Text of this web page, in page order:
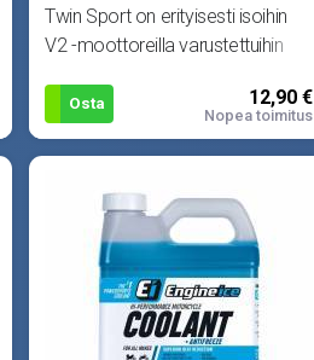
Twin Sport on erityisesti isoihin
V2 -moottoreilla varustettuihin
ketjukoteloöljy. API S
Osta 12,90 €
Nopea toimitus